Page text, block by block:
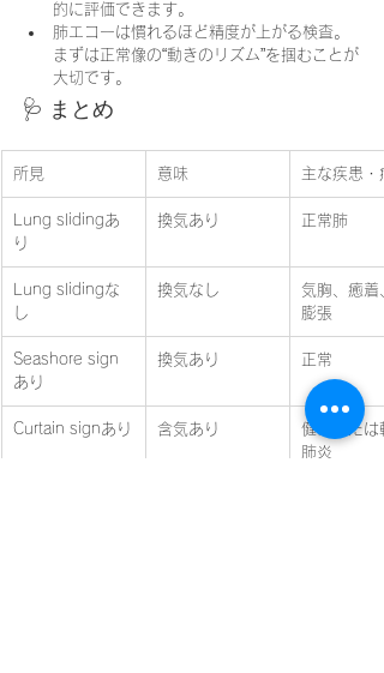
的に評価できます。
肺エコーは慣れるほど精度が上がる検査。
まずは正常像の“動きのリズム”を掴むことが
大切です。
🩺 まとめ
所見 意味 主な疾患・
Lung slidingあ
り
換気あり 正常肺
Lung slidingな
し
換気なし
気胸、癒着
膨張
Seashore sign
あり
換気あり 正常
Curtain signあり 含気あり
健常または
肺炎